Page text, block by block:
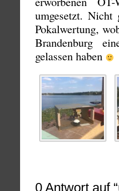
umgesetzt.
Pokalwertung,
Brandenburg
gelassen haben
0 Antwort auf